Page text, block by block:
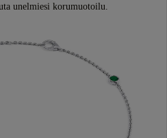
unelmiesi korumuotoilu.